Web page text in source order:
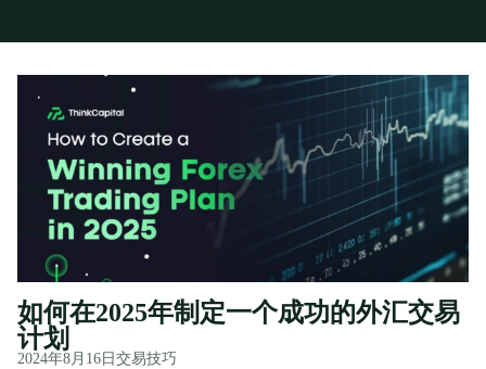
如何在2025年制定一个成功的外汇交易
计划
2024年8月16日 交易技巧